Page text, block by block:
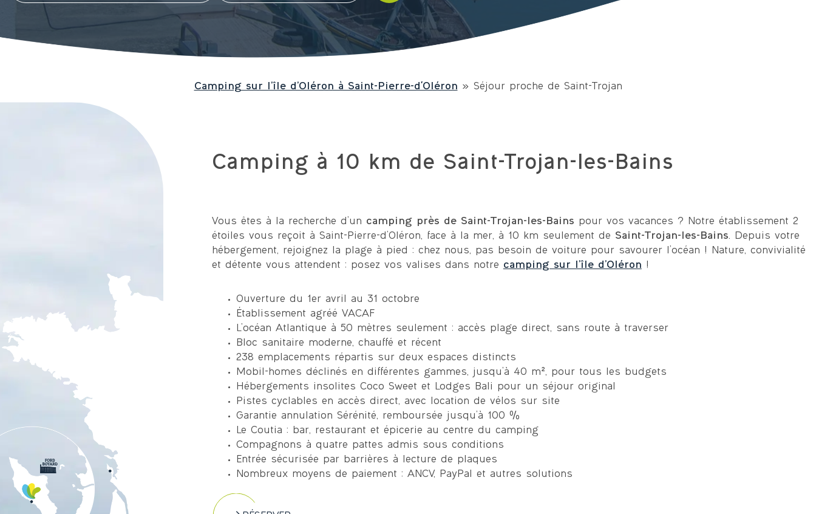
Camping sur l’île d’Oléron à Saint-Pierre-d'Oléron » Séjour proche de Saint-Trojan
Camping à 10 km de Saint-Trojan-les-Bains
Vous êtes à la recherche d’un camping près de Saint-Trojan-les-Bains pour vos vacances ? Notre établissement 2
étoiles vous reçoit à Saint-Pierre-d’Oléron, face à la mer, à 10 km seulement de Saint-Trojan-les-Bains . Depuis votre
hébergement, rejoignez la plage à pied : chez nous, pas besoin de voiture pour savourer l’océan ! Nature, convivialité
et détente vous attendent : posez vos valises dans notre camping sur l’île d’Oléron !
Ouverture du 1er avril au 31 octobre
Établissement agréé VACAF
L’océan Atlantique à 50 mètres seulement : accès plage direct, sans route à traverser
Bloc sanitaire moderne, chauffé et récent
238 emplacements répartis sur deux espaces distincts
Mobil-homes déclinés en différentes gammes, jusqu’à 40 m², pour tous les budgets
Hébergements insolites Coco Sweet et Lodges Bali pour un séjour original
Pistes cyclables en accès direct, avec location de vélos sur site
Garantie annulation Sérénité, remboursée jusqu’à 100 %
Le Coutia : bar, restaurant et épicerie au centre du camping
Compagnons à quatre pattes admis sous conditions
Entrée sécurisée par barrières à lecture de plaques
Nombreux moyens de paiement : ANCV, PayPal et autres solutions